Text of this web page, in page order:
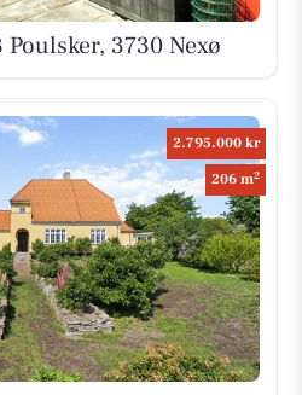
3730 Nexø
2.795.000 kr
206 m2